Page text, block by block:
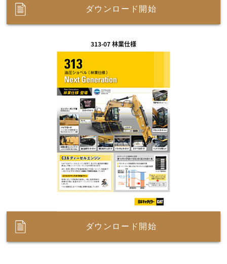
ダウンロード開始
313-07 林業仕様
ダウンロード開始